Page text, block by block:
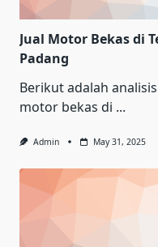
Jual Motor Bekas di
Padang
Berikut adalah
motor bekas di ...
Admin May 31, 2025